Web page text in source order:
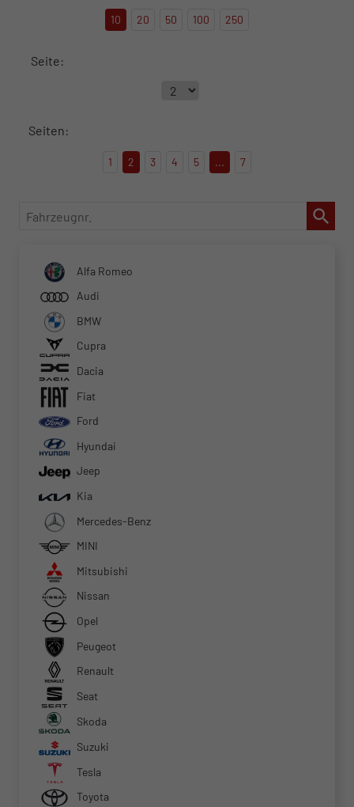
10 20 50 100 250
Seite:
Seiten:
1 2 3 4 5 ... 7
Fahrzeugnr.
Alfa Romeo
Audi
BMW
Cupra
Dacia
Fiat
Ford
Hyundai
Jeep
Kia
Mercedes-Benz
MINI
Mitsubishi
Nissan
Opel
Peugeot
Renault
Seat
Skoda
Suzuki
Tesla
Toyota